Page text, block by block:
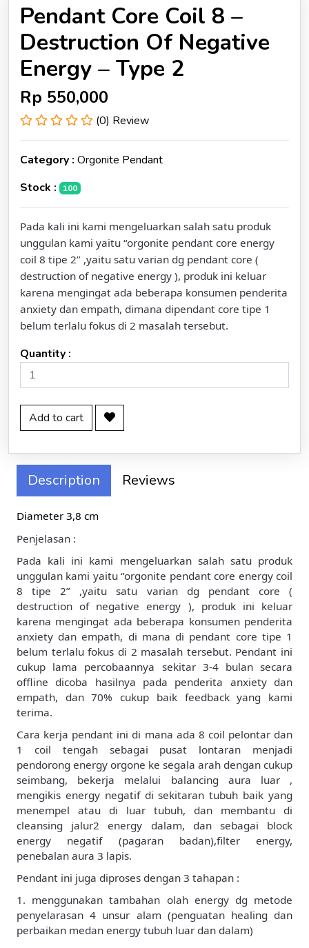
Pendant Core Coil 8 –
Destruction Of Negative
Energy – Type 2
Rp 550,000
(0) Review
Category : Orgonite Pendant
Stock :
100
Pada kali ini kami mengeluarkan salah satu produk
unggulan kami yaitu “orgonite pendant core energy
coil 8 tipe 2” ,yaitu satu varian dg pendant core (
destruction of negative energy ), produk ini keluar
karena mengingat ada beberapa konsumen penderita
anxiety dan empath, dimana dipendant core tipe 1
belum terlalu fokus di 2 masalah tersebut.
Quantity :
Add to cart
Description Reviews
Diameter 3,8 cm
Penjelasan :
Pada kali ini kami mengeluarkan salah satu produk
unggulan kami yaitu “orgonite pendant core energy coil
8 tipe 2” ,yaitu satu varian dg pendant core (
destruction of negative energy ), produk ini keluar
karena mengingat ada beberapa konsumen penderita
anxiety dan empath, di mana di pendant core tipe 1
belum terlalu fokus di 2 masalah tersebut. Pendant ini
cukup lama percobaannya sekitar 3-4 bulan secara
offline dicoba hasilnya pada penderita anxiety dan
empath, dan 70% cukup baik feedback yang kami
terima.
Cara kerja pendant ini di mana ada 8 coil pelontar dan
1 coil tengah sebagai pusat lontaran menjadi
pendorong energy orgone ke segala arah dengan cukup
seimbang, bekerja melalui balancing aura luar ,
mengikis energy negatif di sekitaran tubuh baik yang
menempel atau di luar tubuh, dan membantu di
cleansing jalur2 energy dalam, dan sebagai block
energy negatif (pagaran badan),filter energy,
penebalan aura 3 lapis.
Pendant ini juga diproses dengan 3 tahapan :
1. menggunakan tambahan olah energy dg metode
penyelarasan 4 unsur alam (penguatan healing dan
perbaikan medan energy tubuh luar dan dalam)